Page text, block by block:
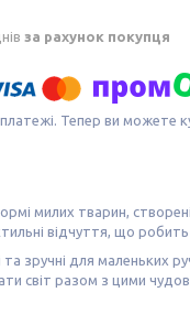
за рахунок покупця
платежі. Тепер ви можете
милих тварин,
відчуття, що
зручні для маленьких
світ разом з цими